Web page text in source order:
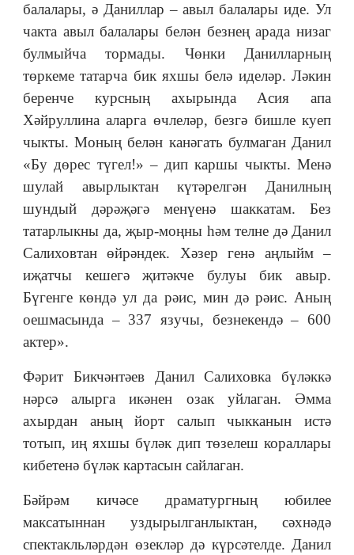
балалары, ә Даниллар – авыл балалары иде. Ул
чакта авыл балалары белән безнең арада низаг
булмыйча тормады. Чөнки Данилларның
төркеме татарча бик яхшы белә иделәр. Ләкин
беренче курсның ахырында Асия апа
Хәйруллина аларга өчлеләр, безгә бишле куеп
чыкты. Моның белән канәгать булмаган Данил
«Бу дөрес түгел!» – дип каршы чыкты. Менә
шулай авырлыктан күтәрелгән Данилның
шундый дәрәҗәгә менүенә шаккатам. Без
татарлыкны да, җыр-моңны һәм телне дә Данил
Салиховтан өйрәндек. Хәзер генә аңлыйм –
иҗатчы кешегә җитәкче булуы бик авыр.
Бүгенге көндә ул да рәис, мин дә рәис. Аның
оешмасында – 337 язучы, безнекендә – 600
актер».
Фәрит Бикчәнтәев Данил Салиховка бүләккә
нәрсә алырга икәнен озак уйлаган. Әмма
ахырдан аның йорт салып чыкканын истә
тотып, иң яхшы бүләк дип төзелеш кораллары
кибетенә бүләк картасын сайлаган.
Бәйрәм кичәсе драматургның юбилее
максатыннан уздырылганлыктан, сәхнәдә
спектакльләрдән өзекләр дә күрсәтелде. Данил